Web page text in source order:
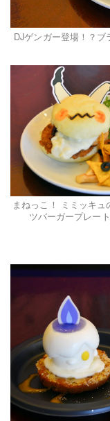
DJゲンガー登場！？
まねっこ！ ミミッキュ
ツバーガープレー